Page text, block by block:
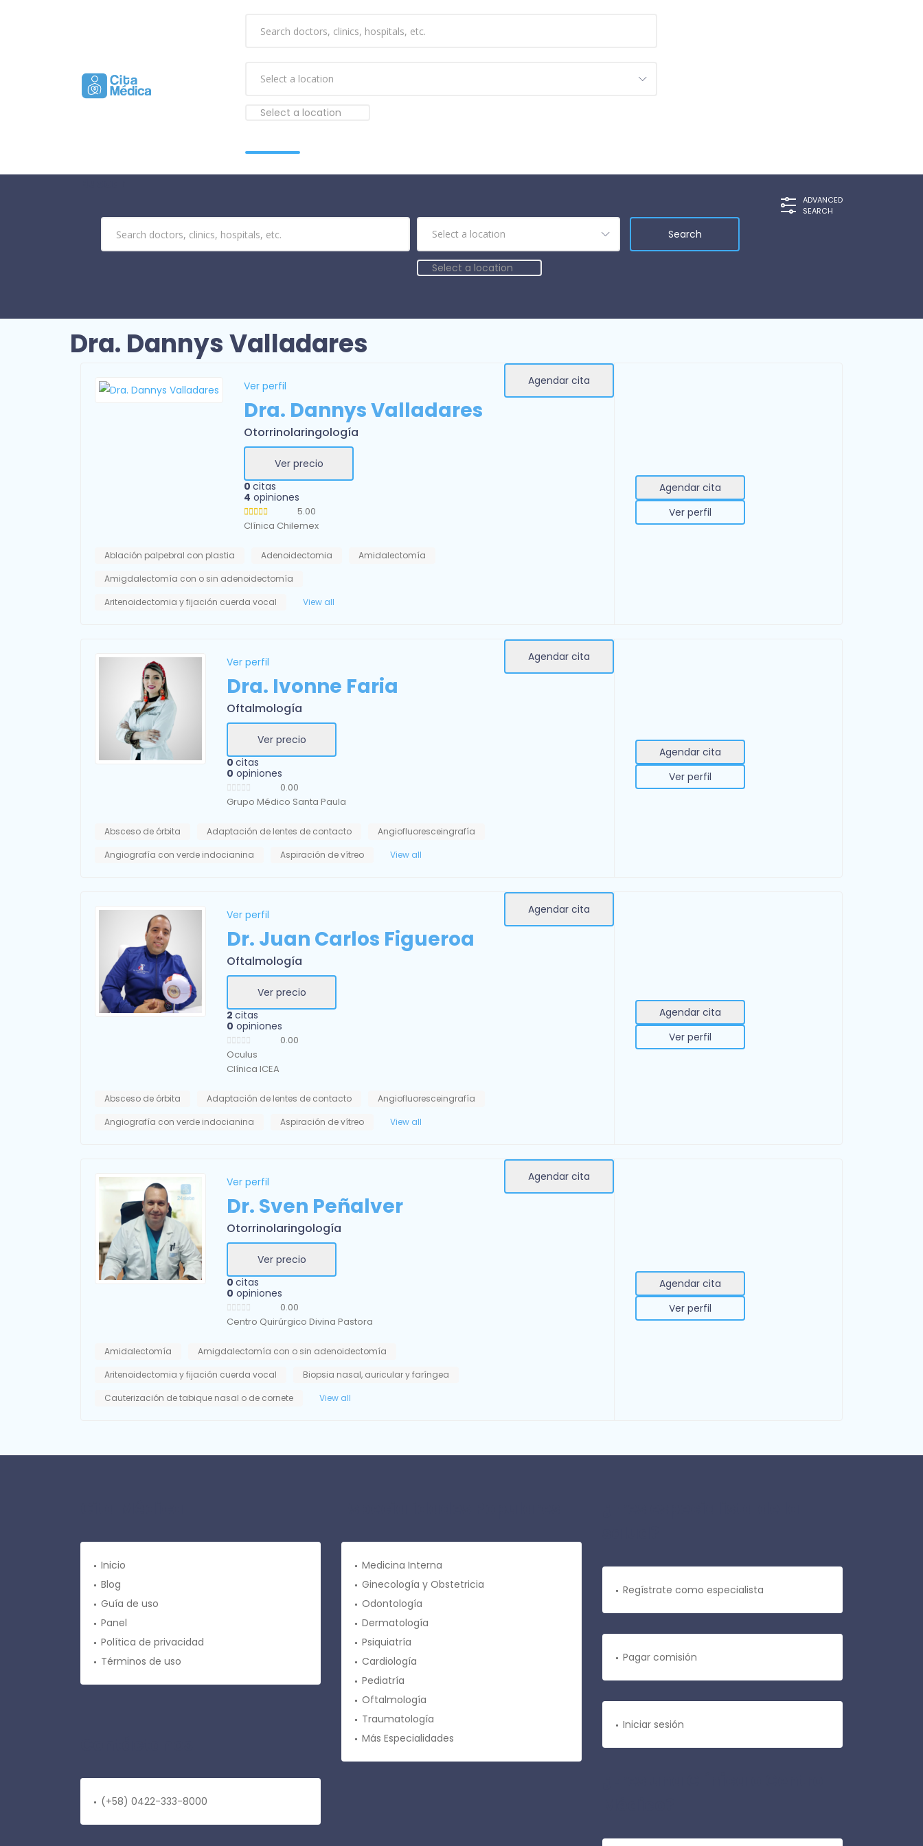
Select a location
Select a location
Search
ADVANCED
SEARCH
Dra. Dannys Valladares
Ver perfil
Dra. Dannys Valladares
Otorrinolaringología
Ver precio
0 citas
4 opiniones
5.00
Clínica Chilemex
Ablación palpebral con plastia Adenoidectomia
Amidalectomía
Amigdalectomía con o sin adenoidectomía
Aritenoidectomia y fijación cuerda vocal
View all
Agendar cita
Agendar cita
Ver perfil
Ver perfil
Dra. Ivonne Faria
Oftalmología
Ver precio
0 citas
0 opiniones
0.00
Grupo Médico Santa Paula
Absceso de órbita Adaptación de lentes de contacto
Angiofluoresceingrafía
Angiografía con verde indocianina
Aspiración de vítreo View all
Agendar cita
Agendar cita
Ver perfil
Ver perfil
Dr. Juan Carlos Figueroa
Oftalmología
Ver precio
2 citas
0 opiniones
0.00
Oculus
Clínica ICEA
Absceso de órbita Adaptación de lentes de contacto
Angiofluoresceingrafía
Angiografía con verde indocianina
Aspiración de vítreo View all
Agendar cita
Agendar cita
Ver perfil
Ver perfil
Dr. Sven Peñalver
Otorrinolaringología
Ver precio
0 citas
0 opiniones
0.00
Centro Quirúrgico Divina Pastora
Amidalectomía
Amigdalectomía con o sin adenoidectomía
Aritenoidectomia y fijación cuerda vocal
Biopsia nasal, auricular y faríngea
Cauterización de tabique nasal o de cornete
View all
Agendar cita
Agendar cita
Ver perfil
Inicio
Blog
Guía de uso
Panel
Política de privacidad
Términos de uso
(+58) 0422-333-8000
Medicina Interna
Ginecología y Obstetricia
Odontología
Dermatología
Psiquiatría
Cardiología
Pediatría
Oftalmología
Traumatología
Más Especialidades
Regístrate como especialista
Pagar comisión
Iniciar sesión